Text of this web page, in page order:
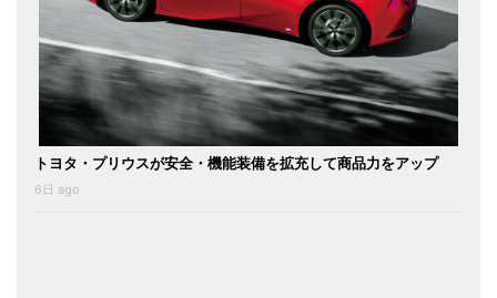
トヨタ・プリウスが安全・機能装備を拡充して商品力をアップ
6日 ago